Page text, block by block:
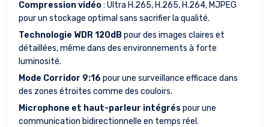
Compression vidéo: Ultra H.265, H.265, H.264, MJPEG
pour un stockage optimal sans sacrifier la qualité.
Technologie WDR 120dB pour des images claires et
détaillées, même dans des environnements à forte
luminosité.
Mode Corridor 9:16 pour une surveillance efficace dans
des zones étroites comme des couloirs.
Microphone et haut-parleur intégrés pour une
communication bidirectionnelle en temps réel.